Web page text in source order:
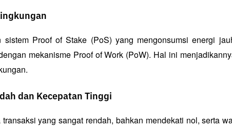
sistem Proof of Stake (PoS) yang mengonsumsi energi
mekanisme Proof of Work (PoW). Hal ini
dan Kecepatan Tinggi
yang sangat rendah, bahkan mendekati nol, serta